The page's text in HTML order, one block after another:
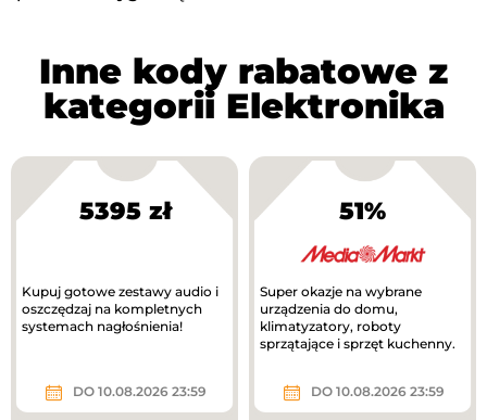
Inne kody rabatowe z
kategorii Elektronika
5395 zł
Kupuj gotowe zestawy audio i
oszczędzaj na kompletnych
systemach nagłośnienia!
DO 10.08.2026 23:59
51%
Super okazje na wybrane
urządzenia do domu,
klimatyzatory, roboty
sprzątające i sprzęt kuchenny.
DO 10.08.2026 23:59